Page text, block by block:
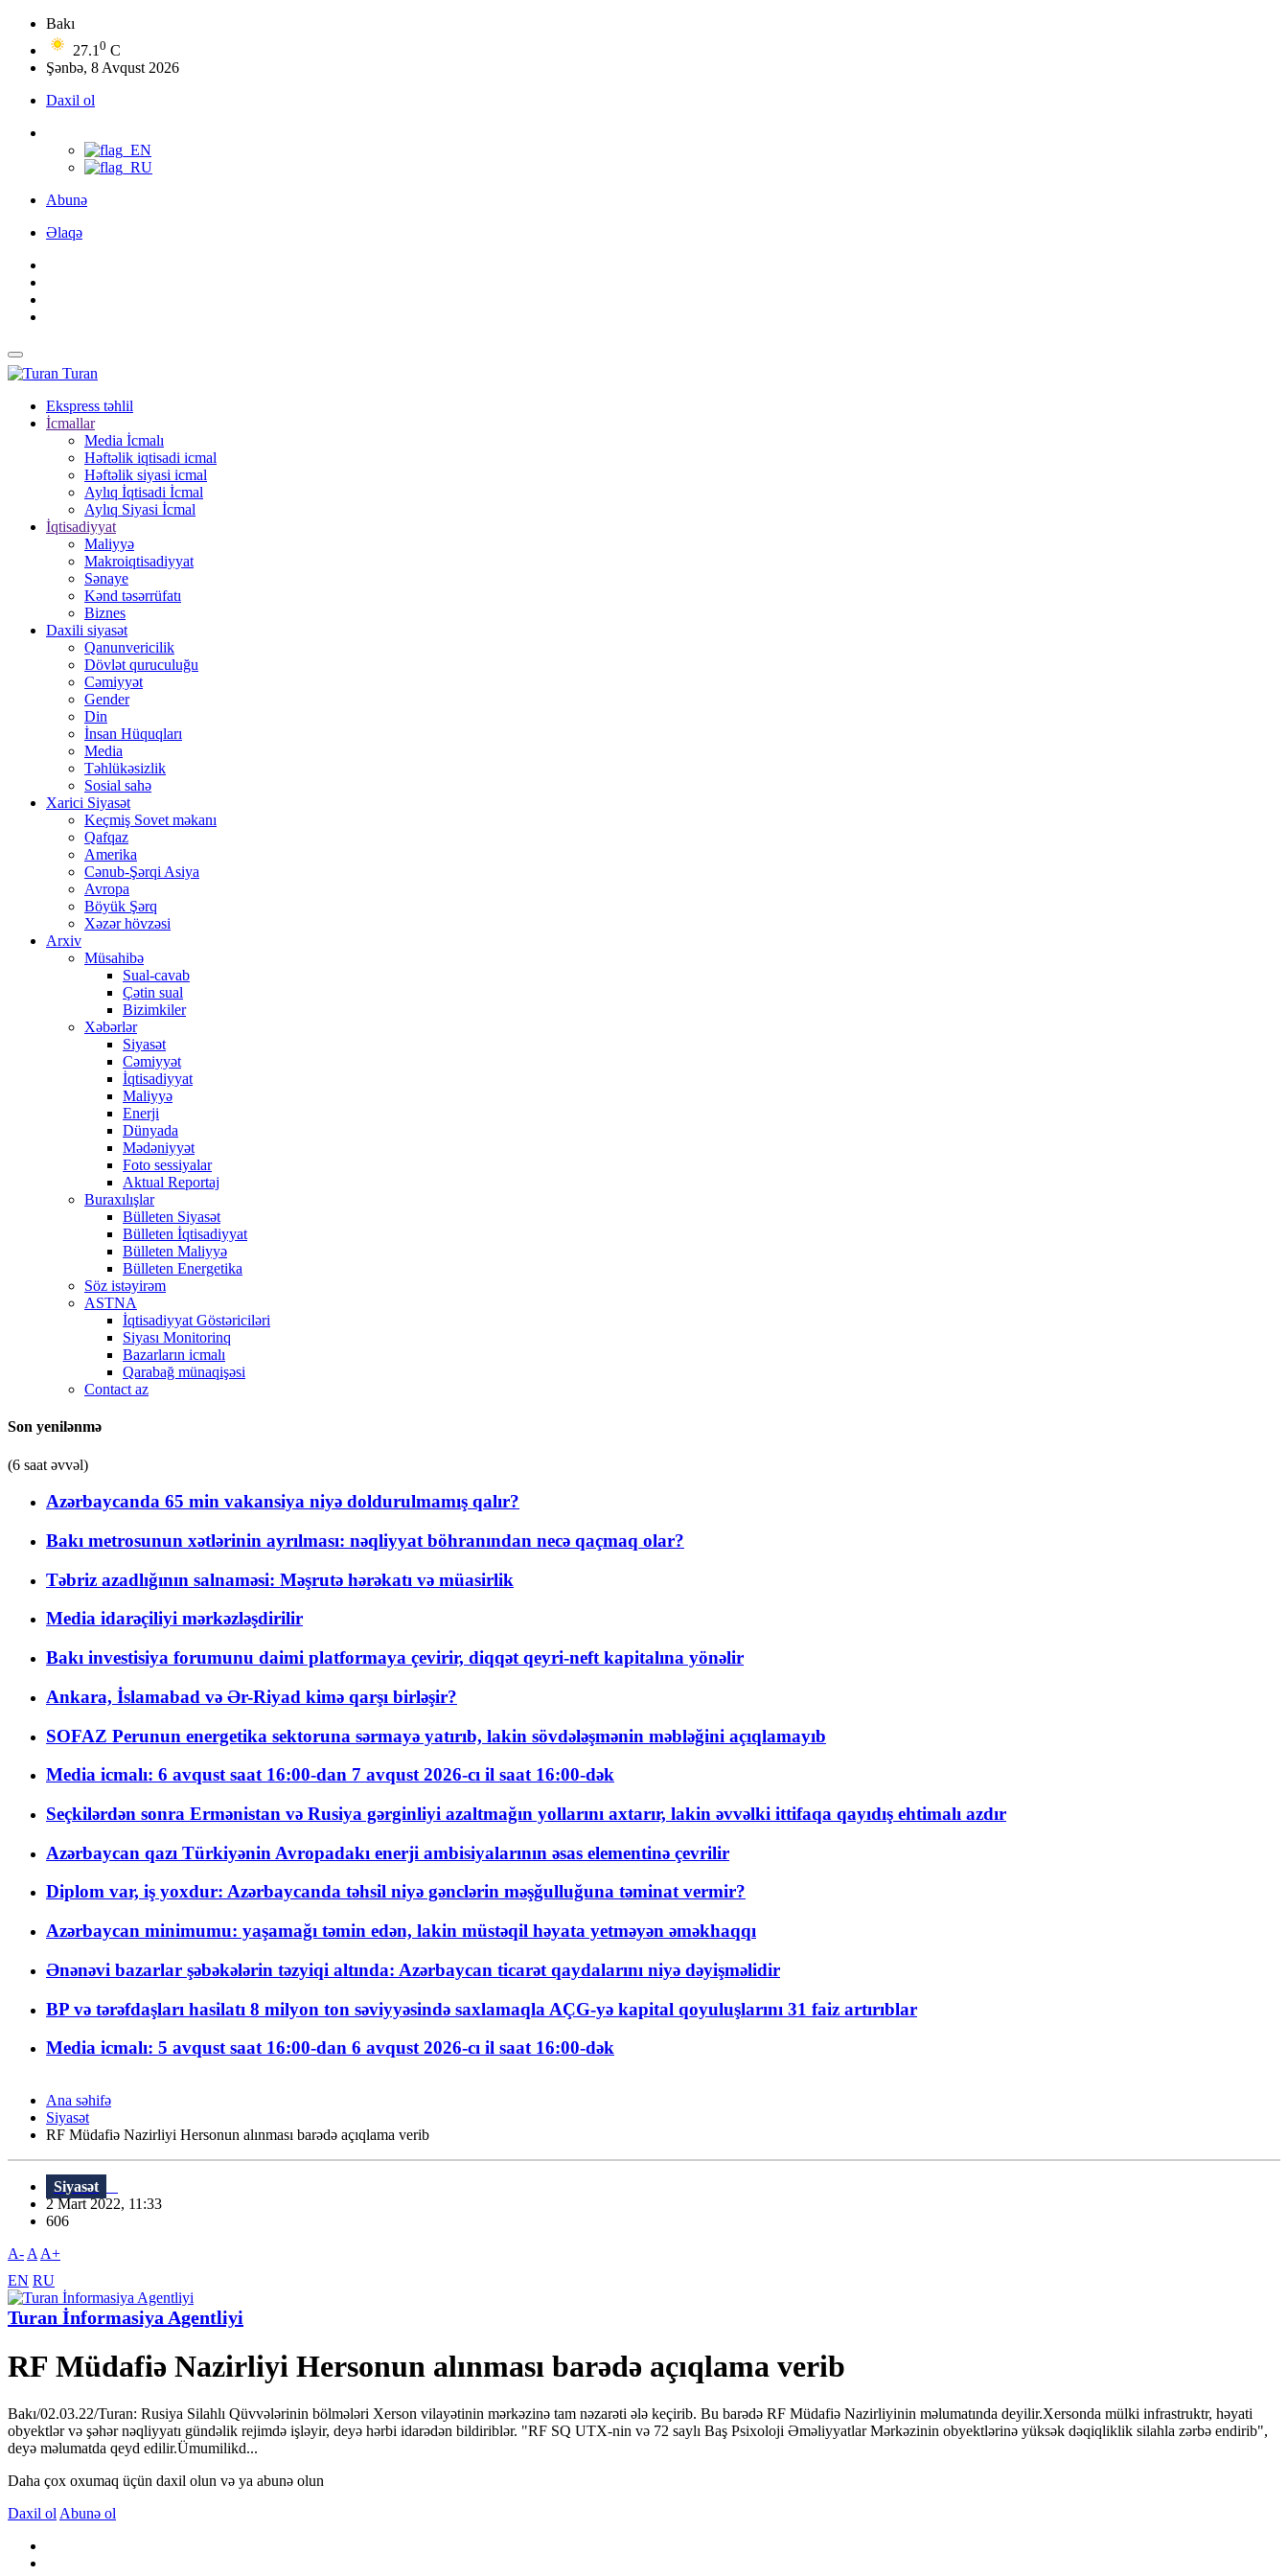
Bakı
27.1 0 C
Şənbə, 8 Avqust 2026
Daxil ol
Abunə
Əlaqə
Turan
Ekspress təhlil
İcmallar
Media İcmalı
Həftəlik iqtisadi icmal
Həftəlik siyasi icmal
Aylıq İqtisadi İcmal
Aylıq Siyasi İcmal
İqtisadiyyat
Maliyyə
Makroiqtisadiyyat
Sənaye
Kənd təsərrüfatı
Biznes
Daxili siyasət
Qanunvericilik
Dövlət quruculuğu
Cəmiyyət
Gender
Din
İnsan Hüquqları
Media
Təhlükəsizlik
Sosial sahə
Xarici Siyasət
Keçmiş Sovet məkanı
Qafqaz
Amerika
Cənub-Şərqi Asiya
Avropa
Böyük Şərq
Xəzər hövzəsi
Arxiv
Müsahibə
Sual-cavab
Çətin sual
Bizimkiler
Xəbərlər
Siyasət
Cəmiyyət
İqtisadiyyat
Maliyyə
Enerji
Dünyada
Mədəniyyət
Foto sessiyalar
Aktual Reportaj
Buraxılışlar
Bülleten Siyasət
Bülleten İqtisadiyyat
Bülleten Maliyyə
Bülleten Energetika
Söz istəyirəm
ASTNA
İqtisadiyyat Göstəriciləri
Siyası Monitorinq
Bazarların icmalı
Qarabağ münaqişəsi
Contact az
Son yenilənmə
(6 saat əvvəl)
Azərbaycanda 65 min vakansiya niyə doldurulmamış qalır?
Bakı metrosunun xətlərinin ayrılması: nəqliyyat böhranından necə qaçmaq olar?
Təbriz azadlığının salnaməsi: Məşrutə hərəkatı və müasirlik
Media idarəçiliyi mərkəzləşdirilir
Bakı investisiya forumunu daimi platformaya çevirir, diqqət qeyri-neft kapitalına yönəlir
Ankara, İslamabad və Ər-Riyad kimə qarşı birləşir?
SOFAZ Perunun energetika sektoruna sərmayə yatırıb, lakin sövdələşmənin məbləğini açıqlamayıb
Media icmalı: 6 avqust saat 16:00-dan 7 avqust 2026-cı il saat 16:00-dək
Seçkilərdən sonra Ermənistan və Rusiya gərginliyi azaltmağın yollarını axtarır, lakin əvvəlki ittifaqa qayıdış ehtimalı azdır
Azərbaycan qazı Türkiyənin Avropadakı enerji ambisiyalarının əsas elementinə çevrilir
Diplom var, iş yoxdur: Azərbaycanda təhsil niyə gənclərin məşğulluğuna təminat vermir?
Azərbaycan minimumu: yaşamağı təmin edən, lakin müstəqil həyata yetməyən əməkhaqqı
Ənənəvi bazarlar şəbəkələrin təzyiqi altında: Azərbaycan ticarət qaydalarını niyə dəyişməlidir
BP və tərəfdaşları hasilatı 8 milyon ton səviyyəsində saxlamaqla AÇG-yə kapital qoyuluşlarını 31 faiz artırıblar
Media icmalı: 5 avqust saat 16:00-dan 6 avqust 2026-cı il saat 16:00-dək
Ana səhifə
Siyasət
RF Müdafiə Nazirliyi Hersonun alınması barədə açıqlama verib
Siyasət
2 Mart 2022, 11:33
606
A- A A+
EN RU
Turan İnformasiya Agentliyi
RF Müdafiə Nazirliyi Hersonun alınması barədə açıqlama verib
Bakı/02.03.22/Turan: Rusiya Silahlı Qüvvələrinin bölmələri Xerson vilayətinin mərkəzinə tam nəzarəti ələ keçirib. Bu barədə RF Müdafiə Nazirliyinin məlumatında deyilir.Xersonda mülki infrastruktr, həyati
obyektlər və şəhər nəqliyyatı gündəlik rejimdə işləyir, deyə hərbi idarədən bildiriblər. "RF SQ UTX-nin və 72 saylı Baş Psixoloji Əməliyyatlar Mərkəzinin obyektlərinə yüksək dəqiqliklik silahla zərbə endirib",
deyə məlumatda qeyd edilir.Ümumilikd...
Daha çox oxumaq üçün daxil olun və ya abunə olun
Daxil ol Abunə ol